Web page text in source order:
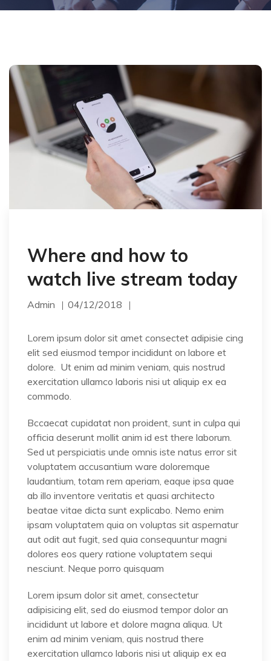
Where and how to
watch live stream today
Admin 04/12/2018
Lorem ipsum dolor sit amet consectet adipisie cing
elit sed eiusmod tempor incididunt on labore et
dolore. Ut enim ad minim veniam, quis nostrud
exercitation ullamco laboris nisi ut aliquip ex ea
commodo.
Bccaecat cupidatat non proident, sunt in culpa qui
officia deserunt mollit anim id est there laborum.
Sed ut perspiciatis unde omnis iste natus error sit
voluptatem accusantium ware doloremque
laudantium, totam rem aperiam, eaque ipsa quae
ab illo inventore veritatis et quasi architecto
beatae vitae dicta sunt explicabo. Nemo enim
ipsam voluptatem quia on voluptas sit aspernatur
aut odit aut fugit, sed quia consequuntur magni
dolores eos query ratione voluptatem sequi
nesciunt. Neque porro quisquam
Lorem ipsum dolor sit amet, consectetur
adipisicing elit, sed do eiusmod tempor dolor an
incididunt ut labore et dolore magna aliqua. Ut
enim ad minim veniam, quis nostrud there
exercitation ullamco laboris nisi ut aliquip ex ea